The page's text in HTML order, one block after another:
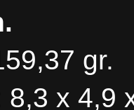
gr.
8,3 x 4,9